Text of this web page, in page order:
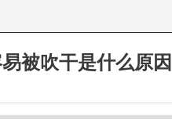
被吹干是什么原因